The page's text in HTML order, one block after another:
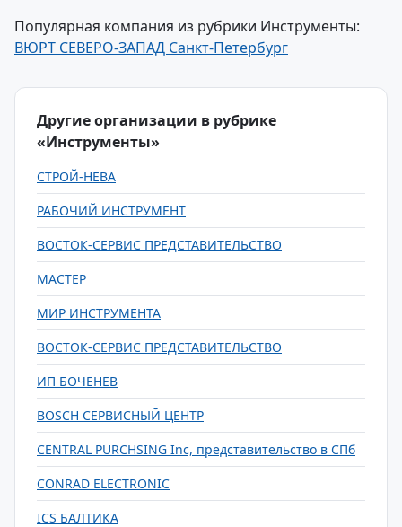
Популярная компания из рубрики Инструменты:
ВЮРТ СЕВЕРО-ЗАПАД Санкт-Петербург
Другие организации в рубрике
«Инструменты»
СТРОЙ-НЕВА
РАБОЧИЙ ИНСТРУМЕНТ
ВОСТОК-СЕРВИС ПРЕДСТАВИТЕЛЬСТВО
МАСТЕР
МИР ИНСТРУМЕНТА
ВОСТОК-СЕРВИС ПРЕДСТАВИТЕЛЬСТВО
ИП БОЧЕНЕВ
BOSCH СЕРВИСНЫЙ ЦЕНТР
CENTRAL PURCHSING Inc, представительство в СПб
CONRAD ELECTRONIC
ICS БАЛТИКА